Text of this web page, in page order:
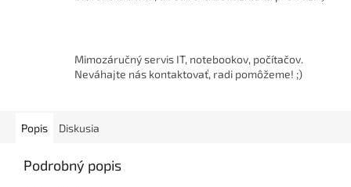
Mimozáručný servis IT, notebookov, počítačov.
Neváhajte nás kontaktovať, radi pomôžeme! ;)
Popis Diskusia
Podrobný popis